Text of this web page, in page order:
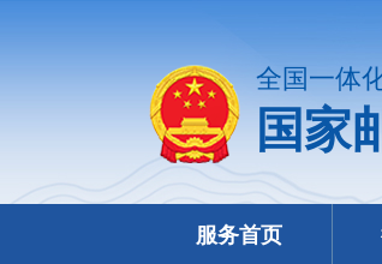
全国一体
国家
服务首页